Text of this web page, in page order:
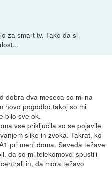
za smart tv. Tako da si
dobra dva meseca so mi na
novo pogodbo,takoj so mi
bilo sve ok.
vse priključila so se pojavile
slike in zvoka. Takrat, ko
pri meni doma. Seveda težave
da so mi telekomovci spustili
in, da mora težavo